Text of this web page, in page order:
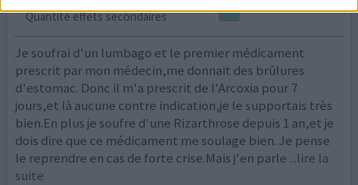
Quantité effets secondaires
Je soufrai d'un lumbago et le premier médicament
prescrit par mon médecin,me donnait des brûlures
d'estomac. Donc il m'a prescrit de l'Arcoxia pour 7
jours,et là aucune contre indication,je le supportais très
bien.En plus je soufre d'une Rizarthrose depuis 1 an,et je
dois dire que ce médicament me soulage bien. Je pense
le reprendre en cas de forte crise.Mais j'en parle ...lire la
suite